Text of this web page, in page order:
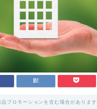
品プロモーションを含む場合があります